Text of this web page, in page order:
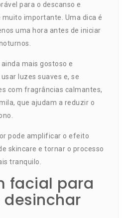
para o descanso e
importante. Uma dica é
uma hora antes de iniciar
mais gostoso e
luzes suaves e, se
com fragrâncias calmantes,
que ajudam a reduzir o
pode amplificar o efeito
skincare e tornar o processo
tranquilo.
facial para